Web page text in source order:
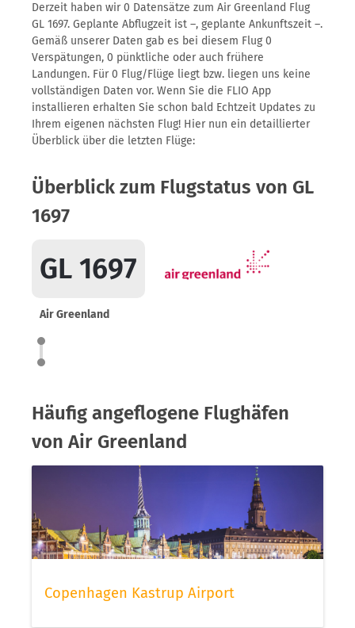
Derzeit haben wir 0 Datensätze zum Air Greenland Flug
GL 1697. Geplante Abflugzeit ist –, geplante Ankunftszeit –.
Gemäß unserer Daten gab es bei diesem Flug 0
Verspätungen, 0 pünktliche oder auch frühere
Landungen. Für 0 Flug/Flüge liegt bzw. liegen uns keine
vollständigen Daten vor. Wenn Sie die FLIO App
installieren erhalten Sie schon bald Echtzeit Updates zu
Ihrem eigenen nächsten Flug! Hier nun ein detaillierter
Überblick über die letzten Flüge:
Überblick zum Flugstatus von GL
1697
GL 1697
Air Greenland
Häufig angeflogene Flughäfen
von Air Greenland
Copenhagen Kastrup Airport